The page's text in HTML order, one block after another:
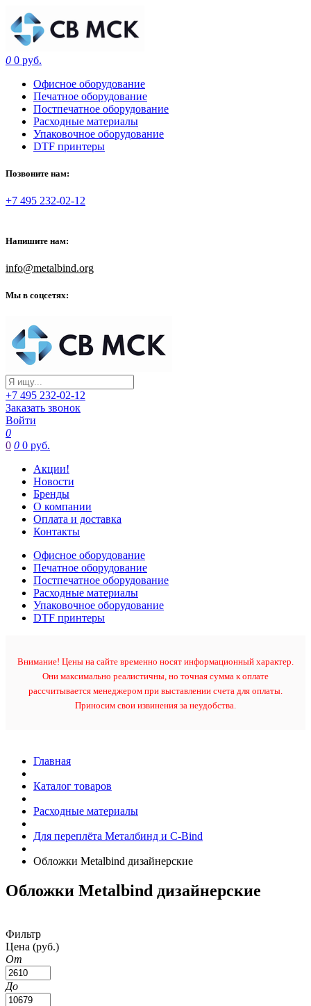
0 0 руб.
Офисное оборудование
Печатное оборудование
Постпечатное оборудование
Расходные материалы
Упаковочное оборудование
DTF принтеры
Позвоните нам:
+7 495 232-02-12
Напишите нам:
info@metalbind.org
Мы в соцсетях:
+7 495 232-02-12
Заказать звонок
Войти
0
0 0 0 руб.
Акции!
Новости
Бренды
О компании
Оплата и доставка
Контакты
Офисное оборудование
Печатное оборудование
Постпечатное оборудование
Расходные материалы
Упаковочное оборудование
DTF принтеры
Внимание! Цены на сайте временно носят информационный характер.
Они максимально реалистичны, но точная сумма к оплате
рассчитывается менеджером при выставлении счета для оплаты.
Приносим свои извинения за неудобства.
Главная
Каталог товаров
Расходные материалы
Для переплёта Металбинд и C-Bind
Обложки Metalbind дизайнерские
Обложки Metalbind дизайнерские
Фильтр
Цена (руб.)
От
До